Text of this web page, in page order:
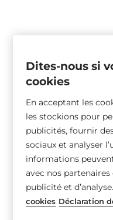
Dites-nous si
cookies
En acceptant les
les stockions pour
publicités, fournir
sociaux et analyser
informations
avec nos partenaires
publicité et d’analyse.
cookies Déclaration